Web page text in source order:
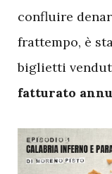
confluire
frattempo, è
biglietti
fatturato